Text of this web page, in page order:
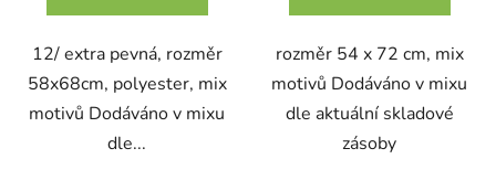
12/ extra pevná, rozměr
58x68cm, polyester, mix
motivů Dodáváno v mixu
dle...
rozměr 54 x 72 cm, mix
motivů Dodáváno v mixu
dle aktuální skladové
zásoby